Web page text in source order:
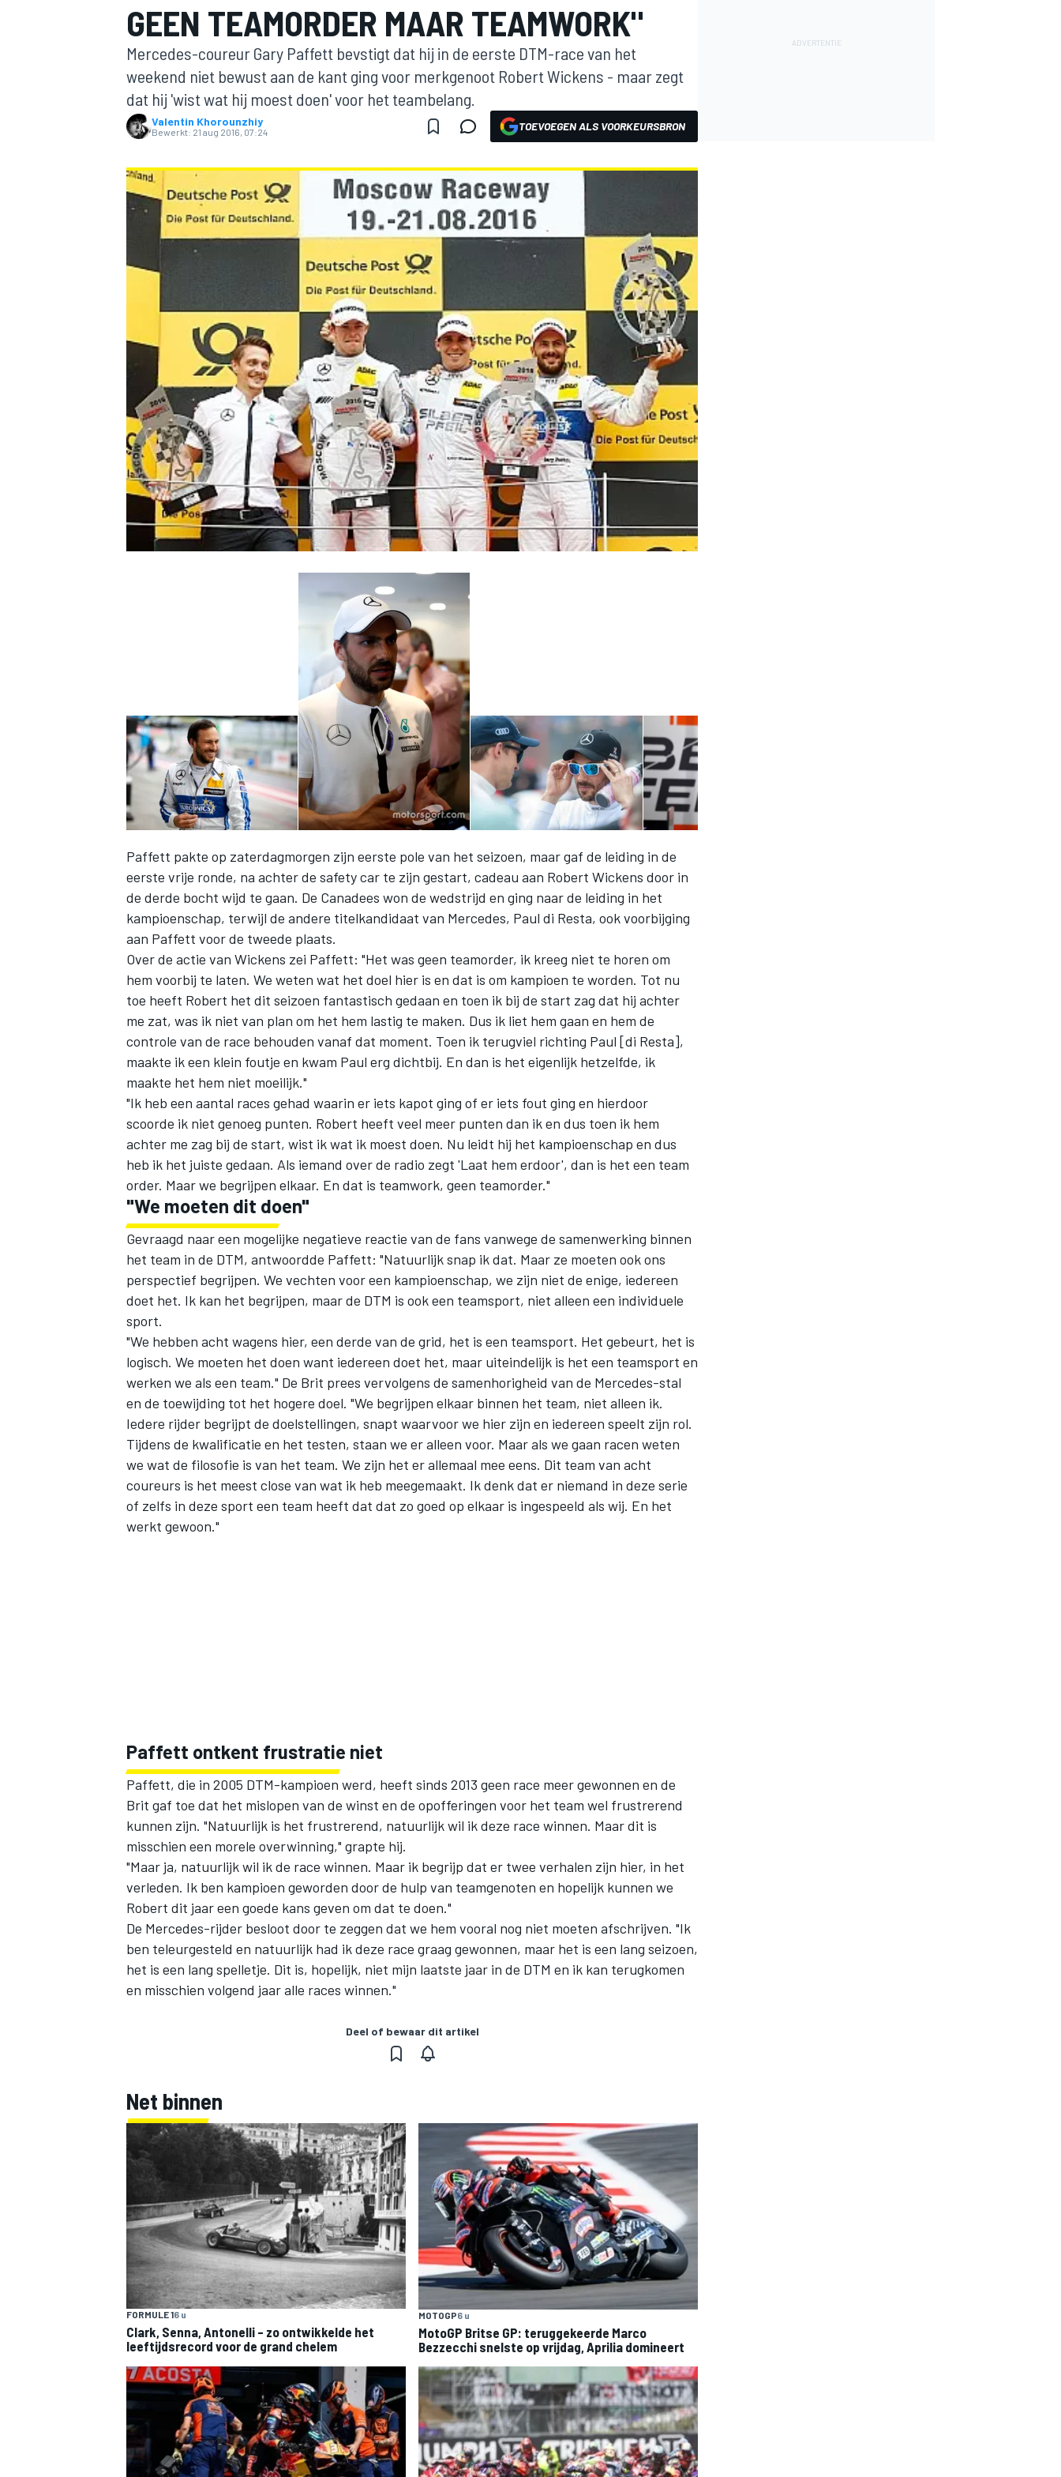
MOTOGP
INDYCAR
MEER RACEKLASSEN
GEEN TEAMORDER MAAR TEAMWORK"
Mercedes-coureur Gary Paffett bevstigt dat hij in de eerste DTM-race van het
weekend niet bewust aan de kant ging voor merkgenoot Robert Wickens - maar zegt
dat hij 'wist wat hij moest doen' voor het teambelang.
Valentin Khorounzhiy
Bewerkt: 21 aug 2016, 07:24 TOEVOEGEN ALS VOORKEURSBRON
Paffett pakte op zaterdagmorgen zijn eerste pole van het seizoen, maar gaf de leiding in de
eerste vrije ronde, na achter de safety car te zijn gestart, cadeau aan Robert Wickens door in
de derde bocht wijd te gaan. De Canadees won de wedstrijd en ging naar de leiding in het
kampioenschap, terwijl de andere titelkandidaat van Mercedes, Paul di Resta, ook voorbijging
aan Paffett voor de tweede plaats.
Over de actie van Wickens zei Paffett: "Het was geen teamorder, ik kreeg niet te horen om
hem voorbij te laten. We weten wat het doel hier is en dat is om kampioen te worden. Tot nu
toe heeft Robert het dit seizoen fantastisch gedaan en toen ik bij de start zag dat hij achter
me zat, was ik niet van plan om het hem lastig te maken. Dus ik liet hem gaan en hem de
controle van de race behouden vanaf dat moment. Toen ik terugviel richting Paul [di Resta],
maakte ik een klein foutje en kwam Paul erg dichtbij. En dan is het eigenlijk hetzelfde, ik
maakte het hem niet moeilijk."
"Ik heb een aantal races gehad waarin er iets kapot ging of er iets fout ging en hierdoor
scoorde ik niet genoeg punten. Robert heeft veel meer punten dan ik en dus toen ik hem
achter me zag bij de start, wist ik wat ik moest doen. Nu leidt hij het kampioenschap en dus
heb ik het juiste gedaan. Als iemand over de radio zegt 'Laat hem erdoor', dan is het een team
order. Maar we begrijpen elkaar. En dat is teamwork, geen teamorder."
"We moeten dit doen"
Gevraagd naar een mogelijke negatieve reactie van de fans vanwege de samenwerking binnen
het team in de DTM, antwoordde Paffett: "Natuurlijk snap ik dat. Maar ze moeten ook ons
perspectief begrijpen. We vechten voor een kampioenschap, we zijn niet de enige, iedereen
doet het. Ik kan het begrijpen, maar de DTM is ook een teamsport, niet alleen een individuele
sport.
"We hebben acht wagens hier, een derde van de grid, het is een teamsport. Het gebeurt, het is
logisch. We moeten het doen want iedereen doet het, maar uiteindelijk is het een teamsport en
werken we als een team." De Brit prees vervolgens de samenhorigheid van de Mercedes-stal
en de toewijding tot het hogere doel. "We begrijpen elkaar binnen het team, niet alleen ik.
Iedere rijder begrijpt de doelstellingen, snapt waarvoor we hier zijn en iedereen speelt zijn rol.
Tijdens de kwalificatie en het testen, staan we er alleen voor. Maar als we gaan racen weten
we wat de filosofie is van het team. We zijn het er allemaal mee eens. Dit team van acht
coureurs is het meest close van wat ik heb meegemaakt. Ik denk dat er niemand in deze serie
of zelfs in deze sport een team heeft dat dat zo goed op elkaar is ingespeeld als wij. En het
werkt gewoon."
Paffett ontkent frustratie niet
Paffett, die in 2005 DTM-kampioen werd, heeft sinds 2013 geen race meer gewonnen en de
Brit gaf toe dat het mislopen van de winst en de opofferingen voor het team wel frustrerend
kunnen zijn. "Natuurlijk is het frustrerend, natuurlijk wil ik deze race winnen. Maar dit is
misschien een morele overwinning," grapte hij.
"Maar ja, natuurlijk wil ik de race winnen. Maar ik begrijp dat er twee verhalen zijn hier, in het
verleden. Ik ben kampioen geworden door de hulp van teamgenoten en hopelijk kunnen we
Robert dit jaar een goede kans geven om dat te doen."
De Mercedes-rijder besloot door te zeggen dat we hem vooral nog niet moeten afschrijven. "Ik
ben teleurgesteld en natuurlijk had ik deze race graag gewonnen, maar het is een lang seizoen,
het is een lang spelletje. Dit is, hopelijk, niet mijn laatste jaar in de DTM en ik kan terugkomen
en misschien volgend jaar alle races winnen."
Deel of bewaar dit artikel
Net binnen
FORMULE 16 u
Clark, Senna, Antonelli – zo ontwikkelde het
leeftijdsrecord voor de grand chelem
MOTOGP6 u
MotoGP Britse GP: teruggekeerde Marco
Bezzecchi snelste op vrijdag, Aprilia domineert